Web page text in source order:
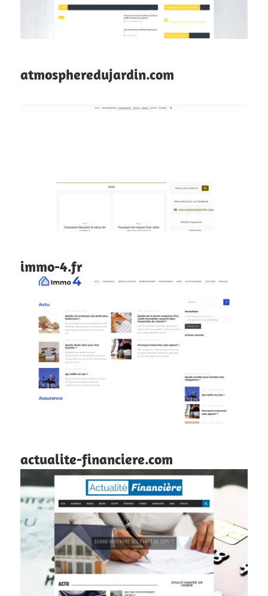
atmospheredujardin.com
immo-4.fr
actualite-financiere.com